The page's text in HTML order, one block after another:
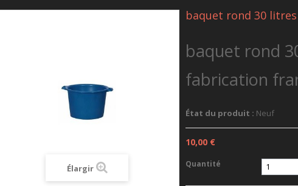
Élargir
baquet rond 30
baquet rond
fabrication
État du produit : Neuf
10,00 €
Quantité